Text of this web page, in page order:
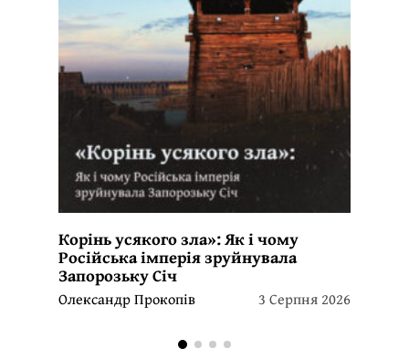
Корінь усякого зла»: Як і чому
Російська імперія зруйнувала
Запорозьку Січ
Олександр Прокопів 3 Серпня 2026